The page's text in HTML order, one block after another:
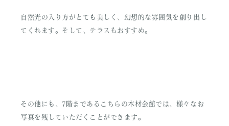
自然光の入り方がとても美しく、幻想的な雰囲気を創り出し
てくれます。そして、テラスもおすすめ。
その他にも、7階まであるこちらの木材会館では、様々なお
写真を残していただくことができます。